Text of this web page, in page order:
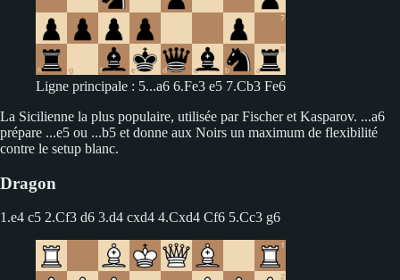
Ligne principale : 5...a6 6.Fe3 e5 7.Cb3 Fe6
La Sicilienne la plus populaire, utilisée par Fischer et Kasparov. ...a6
prépare ...e5 ou ...b5 et donne aux Noirs un maximum de flexibilité
contre le setup blanc.
Dragon
1.e4 c5 2.Cf3 d6 3.d4 cxd4 4.Cxd4 Cf6 5.Cc3 g6